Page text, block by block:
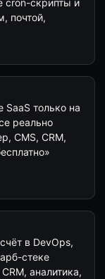
cron-скрипты и
почтой,
SaaS только на
реально
CMS, CRM,
в DevOps,
стеке
аналитика,